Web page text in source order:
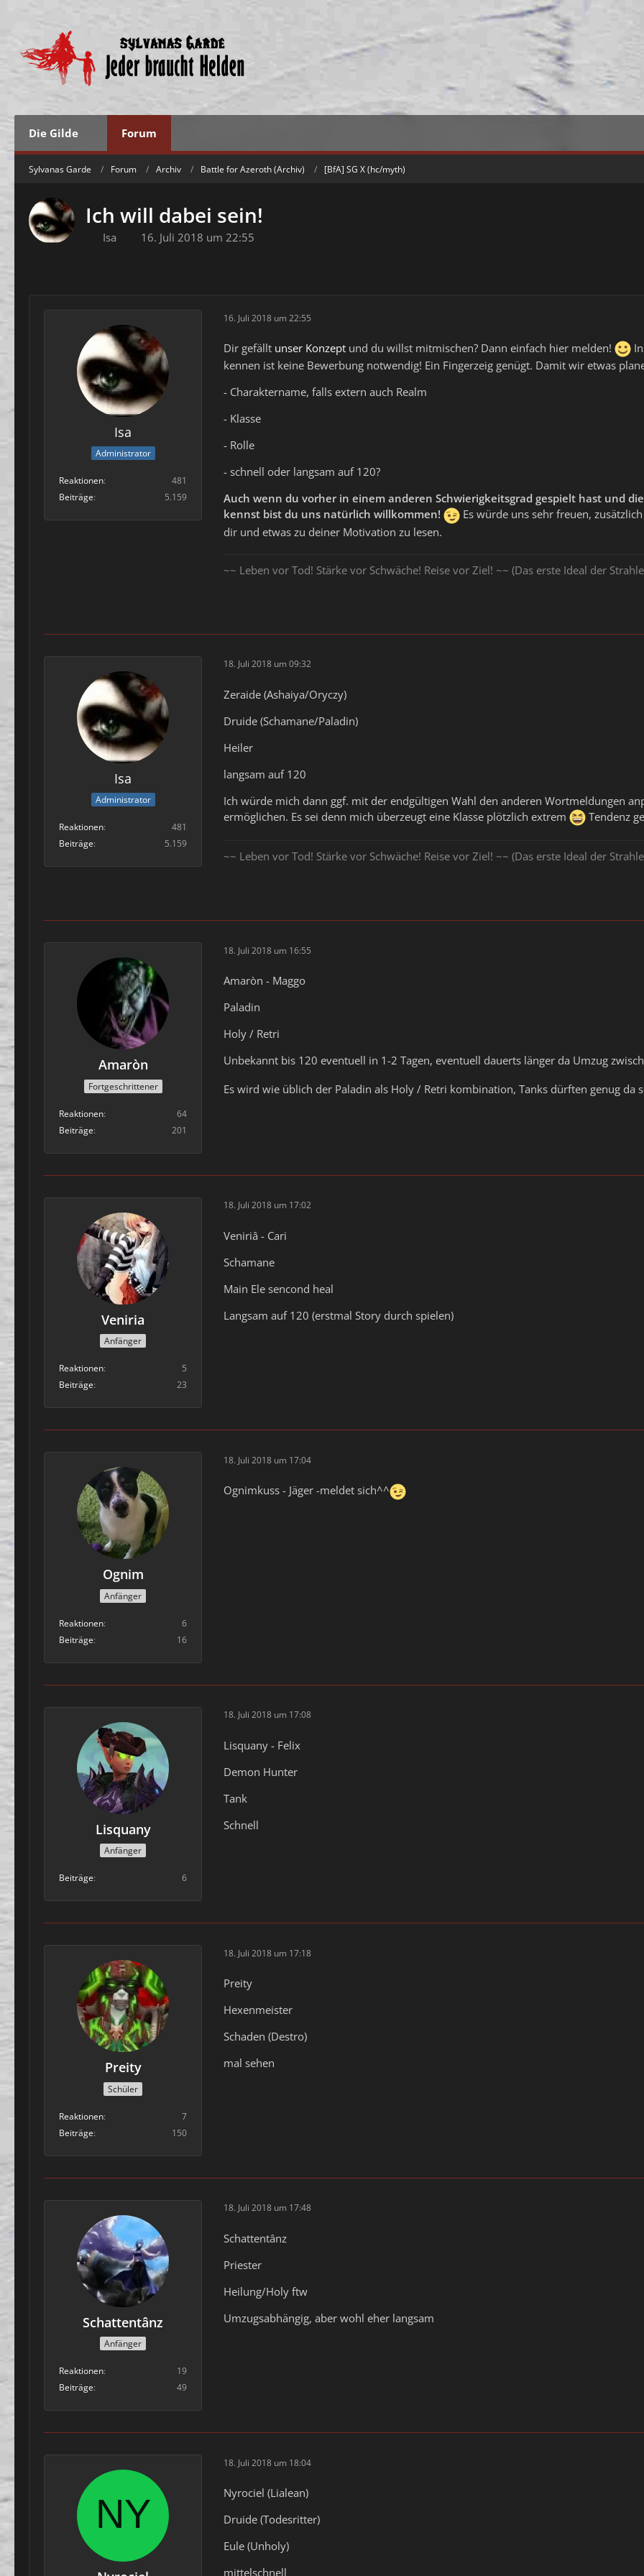
Die Gilde Forum
Sylvanas Garde Forum Archiv Battle for Azeroth (Archiv) [BfA] SG X (hc/myth)
Ich will dabei sein!
Isa 16. Juli 2018 um 22:55
Isa
Administrator
Reaktionen
481
Beiträge
5.159
16. Juli 2018 um 22:55
Dir gefällt unser Konzept und du willst mitmischen? Dann einfach hier melden!
kennen ist keine Bewerbung notwendig! Ein Fingerzeig genügt. Damit wir etwas
- Charaktername, falls extern auch Realm
- Klasse
- Rolle
- schnell oder langsam auf 120?
Auch wenn du vorher in einem anderen Schwierigkeitsgrad gespielt hast und
kennst bist du uns natürlich willkommen!
Es würde uns sehr freuen,
dir und etwas zu deiner Motivation zu lesen.
~~ Leben vor Tod! Stärke vor Schwäche! Reise vor Ziel! ~~ (Das erste Ideal der
Isa
Administrator
Reaktionen
481
Beiträge
5.159
18. Juli 2018 um 09:32
Zeraide (Ashaiya/Oryczy)
Druide (Schamane/Paladin)
Heiler
langsam auf 120
Ich würde mich dann ggf. mit der endgültigen Wahl den anderen Wortmeldungen
ermöglichen. Es sei denn mich überzeugt eine Klasse plötzlich extrem
Tendenz
~~ Leben vor Tod! Stärke vor Schwäche! Reise vor Ziel! ~~ (Das erste Ideal der
Amaròn
Fortgeschrittener
Reaktionen
64
Beiträge
201
18. Juli 2018 um 16:55
Amaròn - Maggo
Paladin
Holy / Retri
Unbekannt bis 120 eventuell in 1-2 Tagen, eventuell dauerts länger da Umzug
Es wird wie üblich der Paladin als Holy / Retri kombination, Tanks dürften genug da
Veniria
Anfänger
Reaktionen
5
Beiträge
23
18. Juli 2018 um 17:02
Veniriâ - Cari
Schamane
Main Ele sencond heal
Langsam auf 120 (erstmal Story durch spielen)
Ognim
Anfänger
Reaktionen
6
Beiträge
16
18. Juli 2018 um 17:04
Ognimkuss - Jäger -meldet sich^^
Lisquany
Anfänger
Beiträge 6
18. Juli 2018 um 17:08
Lisquany - Felix
Demon Hunter
Tank
Schnell
Preity
Schüler
Reaktionen
7
Beiträge
150
18. Juli 2018 um 17:18
Preity
Hexenmeister
Schaden (Destro)
mal sehen
Schattentânz
Anfänger
Reaktionen
19
Beiträge
49
18. Juli 2018 um 17:48
Schattentânz
Priester
Heilung/Holy ftw
Umzugsabhängig, aber wohl eher langsam
18. Juli 2018 um 18:04
Nyrociel (Lialean)
Druide (Todesritter)
Eule (Unholy)
mittelschnell